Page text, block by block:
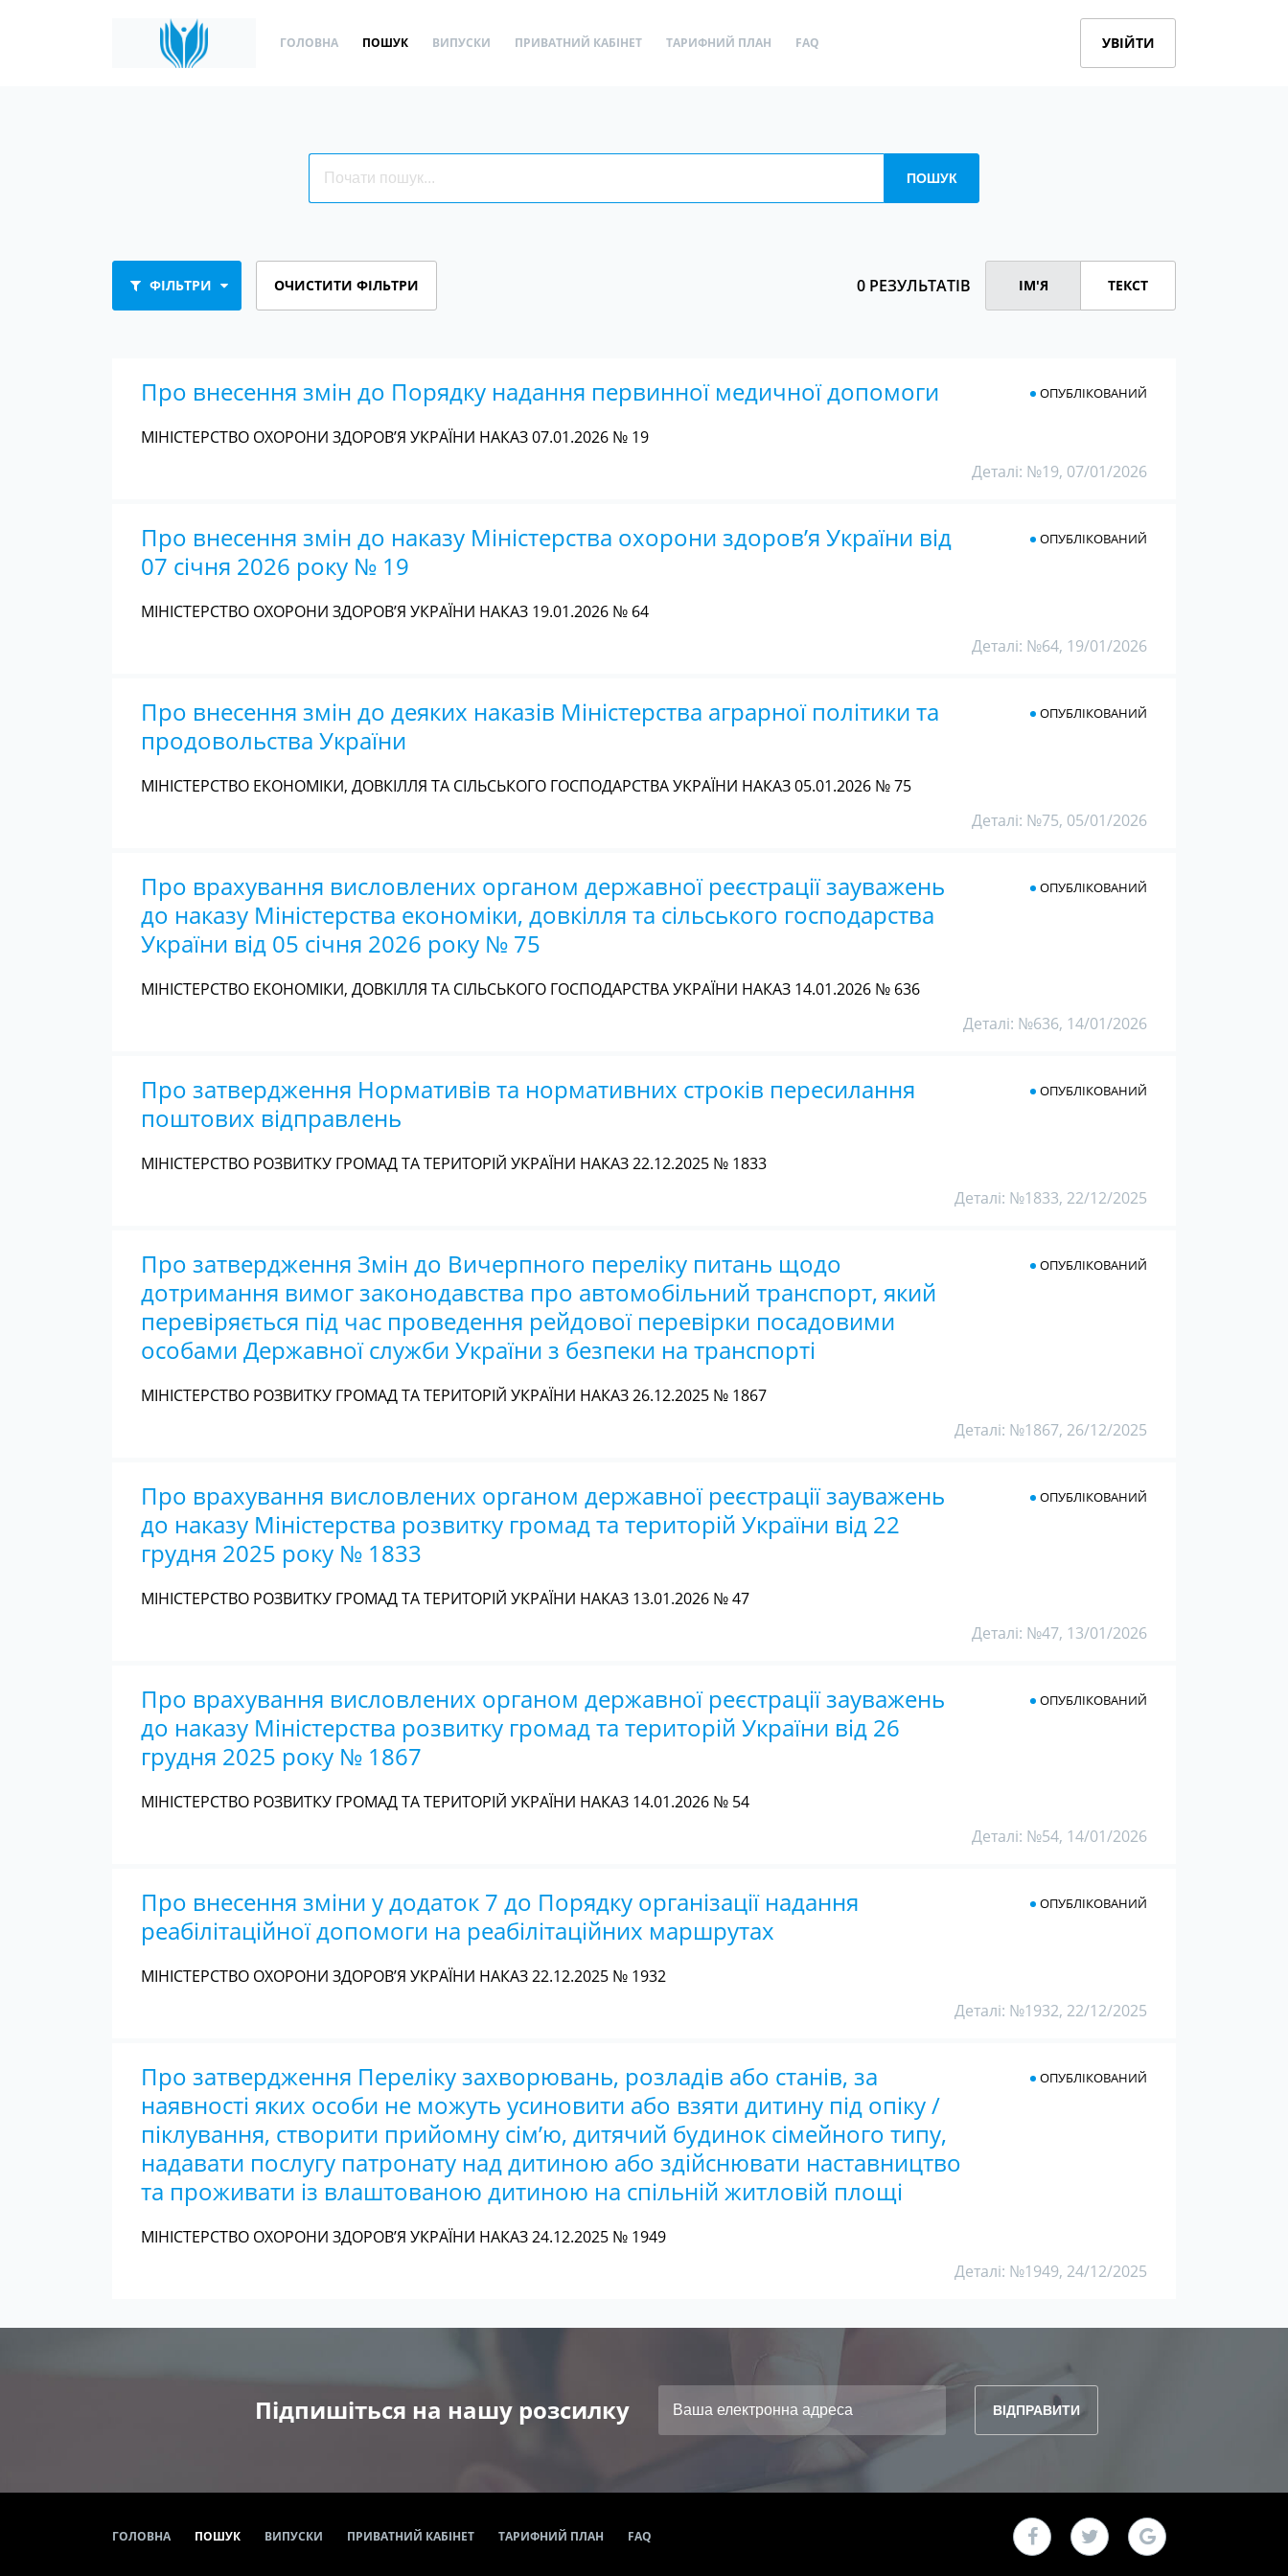
ГОЛОВНА ПОШУК ВИПУСКИ ПРИВАТНИЙ КАБІНЕТ ТАРИФНИЙ ПЛАН FAQ УВІЙТИ
ФІЛЬТРИ ОЧИСТИТИ ФІЛЬТРИ 0 РЕЗУЛЬТАТІВ ІМ'Я ТЕКСТ
Про внесення змін до Порядку надання первинної медичної допомоги ОПУБЛІКОВАНИЙ
МІНІСТЕРСТВО ОХОРОНИ ЗДОРОВ’Я УКРАЇНИ НАКАЗ 07.01.2026 № 19
Деталі: №19, 07/01/2026
Про внесення змін до наказу Міністерства охорони здоров’я України від
07 січня 2026 року № 19
ОПУБЛІКОВАНИЙ
МІНІСТЕРСТВО ОХОРОНИ ЗДОРОВ’Я УКРАЇНИ НАКАЗ 19.01.2026 № 64
Деталі: №64, 19/01/2026
Про внесення змін до деяких наказів Міністерства аграрної політики та
продовольства України
ОПУБЛІКОВАНИЙ
МІНІСТЕРСТВО ЕКОНОМІКИ, ДОВКІЛЛЯ ТА СІЛЬСЬКОГО ГОСПОДАРСТВА УКРАЇНИ НАКАЗ 05.01.2026 № 75
Деталі: №75, 05/01/2026
Про врахування висловлених органом державної реєстрації зауважень
до наказу Міністерства економіки, довкілля та сільського господарства
України від 05 січня 2026 року № 75
ОПУБЛІКОВАНИЙ
МІНІСТЕРСТВО ЕКОНОМІКИ, ДОВКІЛЛЯ ТА СІЛЬСЬКОГО ГОСПОДАРСТВА УКРАЇНИ НАКАЗ 14.01.2026 № 636
Деталі: №636, 14/01/2026
Про затвердження Нормативів та нормативних строків пересилання
поштових відправлень
ОПУБЛІКОВАНИЙ
МІНІСТЕРСТВО РОЗВИТКУ ГРОМАД ТА ТЕРИТОРІЙ УКРАЇНИ НАКАЗ 22.12.2025 № 1833
Деталі: №1833, 22/12/2025
Про затвердження Змін до Вичерпного переліку питань щодо
дотримання вимог законодавства про автомобільний транспорт, який
перевіряється під час проведення рейдової перевірки посадовими
особами Державної служби України з безпеки на транспорті
ОПУБЛІКОВАНИЙ
МІНІСТЕРСТВО РОЗВИТКУ ГРОМАД ТА ТЕРИТОРІЙ УКРАЇНИ НАКАЗ 26.12.2025 № 1867
Деталі: №1867, 26/12/2025
Про врахування висловлених органом державної реєстрації зауважень
до наказу Міністерства розвитку громад та територій України від 22
грудня 2025 року № 1833
ОПУБЛІКОВАНИЙ
МІНІСТЕРСТВО РОЗВИТКУ ГРОМАД ТА ТЕРИТОРІЙ УКРАЇНИ НАКАЗ 13.01.2026 № 47
Деталі: №47, 13/01/2026
Про врахування висловлених органом державної реєстрації зауважень
до наказу Міністерства розвитку громад та територій України від 26
грудня 2025 року № 1867
ОПУБЛІКОВАНИЙ
МІНІСТЕРСТВО РОЗВИТКУ ГРОМАД ТА ТЕРИТОРІЙ УКРАЇНИ НАКАЗ 14.01.2026 № 54
Деталі: №54, 14/01/2026
Про внесення зміни у додаток 7 до Порядку організації надання
реабілітаційної допомоги на реабілітаційних маршрутах
ОПУБЛІКОВАНИЙ
МІНІСТЕРСТВО ОХОРОНИ ЗДОРОВ’Я УКРАЇНИ НАКАЗ 22.12.2025 № 1932
Деталі: №1932, 22/12/2025
Про затвердження Переліку захворювань, розладів або станів, за
наявності яких особи не можуть усиновити або взяти дитину під опіку /
піклування, створити прийомну сім’ю, дитячий будинок сімейного типу,
надавати послугу патронату над дитиною або здійснювати наставництво
та проживати із влаштованою дитиною на спільній житловій площі
ОПУБЛІКОВАНИЙ
МІНІСТЕРСТВО ОХОРОНИ ЗДОРОВ’Я УКРАЇНИ НАКАЗ 24.12.2025 № 1949
Деталі: №1949, 24/12/2025
Підпишіться на нашу розсилку
ГОЛОВНА ПОШУК ВИПУСКИ ПРИВАТНИЙ КАБІНЕТ ТАРИФНИЙ ПЛАН FAQ